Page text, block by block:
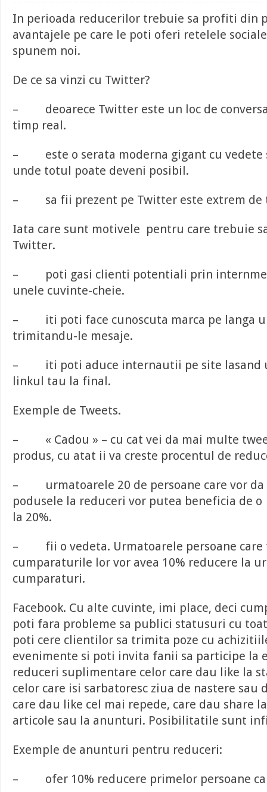
In perioada reducerilor trebuie sa profiti din
avantajele pe care le poti oferi retelele
spunem noi.
De ce sa vinzi cu Twitter?
– deoarece Twitter este un loc de
timp real.
– este o serata moderna gigant cu vedete
unde totul poate deveni posibil.
– sa fii prezent pe Twitter este extrem de
Iata care sunt motivele pentru care trebuie
Twitter.
– poti gasi clienti potentiali prin
unele cuvinte-cheie.
– iti poti face cunoscuta marca pe langa
trimitandu-le mesaje.
– iti poti aduce internautii pe site lasand
linkul tau la final.
Exemple de Tweets.
– « Cadou » – cu cat vei da mai multe
produs, cu atat ii va creste procentul de
– urmatoarele 20 de persoane care vor da
podusele la reduceri vor putea beneficia de
la 20%.
– fii o vedeta. Urmatoarele persoane care
cumparaturile lor vor avea 10% reducere la
cumparaturi.
Facebook. Cu alte cuvinte, imi place, deci
poti fara probleme sa publici statusuri cu
poti cere clientilor sa trimita poze cu
evenimente si poti invita fanii sa participe la
reduceri suplimentare celor care dau like la
celor care isi sarbatoresc ziua de nastere sau
care dau like cel mai repede, care dau share
articole sau la anunturi. Posibilitatile sunt
Exemple de anunturi pentru reduceri:
– ofer 10% reducere primelor persoane